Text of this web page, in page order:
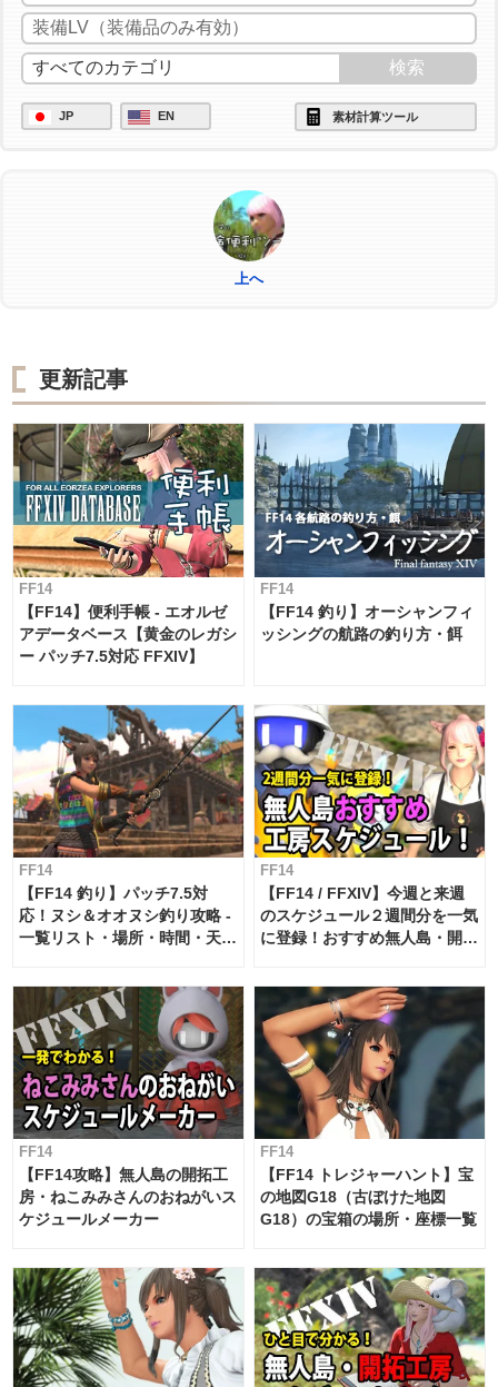
/ac "イノベーション" <wait.2>
/ac "匠の神業" <wait.3>
/ac "匠の神業" <wait.3>
/ac "グレートストライド" <wait.2>
JP EN 素材計算ツール
上へ
更新記事
FF14
【FF14】便利手帳 - エオルゼ
アデータベース【黄金のレガシ
ー パッチ7.5対応 FFXIV】
FF14
【FF14 釣り】オーシャンフィ
ッシングの航路の釣り方・餌
FF14
【FF14 釣り】パッチ7.5対
応！ヌシ＆オオヌシ釣り攻略 -
一覧リスト・場所・時間・天
FF14
【FF14 / FFXIV】今週と来週
のスケジュール２週間分を一気
に登録！おすすめ無人島・開拓
FF14
【FF14攻略】無人島の開拓工
房・ねこみみさんのおねがいス
ケジュールメーカー
FF14
【FF14 トレジャーハント】宝
の地図G18（古ぼけた地図
G18）の宝箱の場所・座標一覧